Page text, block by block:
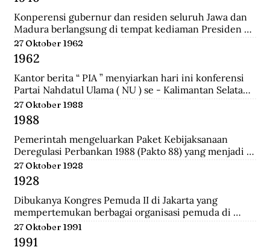
Indonesia, pemerintah Belanda menunjuk seorang
perempuan Belanda yang aktif di organisasi
perempuan sayap IEV.
of Allied Prisoners of War and Internees) yang
ditawan Republik.
Konperensi gubernur dan residen seluruh Jawa dan
Madura berlangsung di tempat kediaman Presiden
Sukarno hari ini di Yogyakarta. Konperensi
membicarakan masalah kerjasama yang lebih erat
antara pemerintah dan pihak swasta.a setelah
mendarat di Surabaya, dan menyerbu penjara
Republik untuk membebaskan perwira-perwira
Sekutu dan pegawai RAPWI (Relief of Allied Prisoners
of War and Internees) yang ditawan Republik.
27 Oktober 1962
1962
Kantor berita “ PIA ” menyiarkan hari ini konferensi
Partai Nahdatul Ulama ( NU ) se - Kalimantan Selatan
meminta kepada Presiden Sukarno supaya mengubah
status Keadaan Darurat Militer menjadi Keadaan
Darurat Sipil di Kalsel.
27 Oktober 1988
1988
Pemerintah mengeluarkan Paket Kebijaksanaan
Deregulasi Perbankan 1988 (Pakto 88) yang menjadi
titik balik dari berbagai kebijaksanaan penertiban
perbankan 1971-1972. Salah satu fundamental dalam
dalam Pakto 88 adalah perijinan untuk bank devisa
yang hanya mensyaratkan tingkat kesehatan dan aset
bank telah mencapai minimal Rp. 100 juta.
27 Oktober 1928
1928
Dibukanya Kongres Pemuda II di Jakarta yang
mempertemukan berbagai organisasi pemuda di
seluruh Hindia Belanda. Dari kongres ini melahirkan
Sumpah Pemuda.
27 Oktober 1991
1991